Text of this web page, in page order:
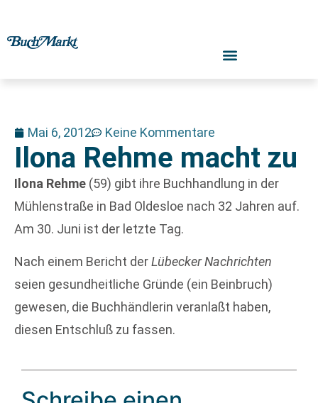
Mai 6, 2012 Keine Kommentare
Ilona Rehme macht zu
Ilona Rehme (59) gibt ihre Buchhandlung in der
Mühlenstraße in Bad Oldesloe nach 32 Jahren auf.
Am 30. Juni ist der letzte Tag.
Nach einem Bericht derLübecker Nachrichten
seien gesundheitliche Gründe (ein Beinbruch)
gewesen, die Buchhändlerin veranlaßt haben,
diesen Entschluß zu fassen.